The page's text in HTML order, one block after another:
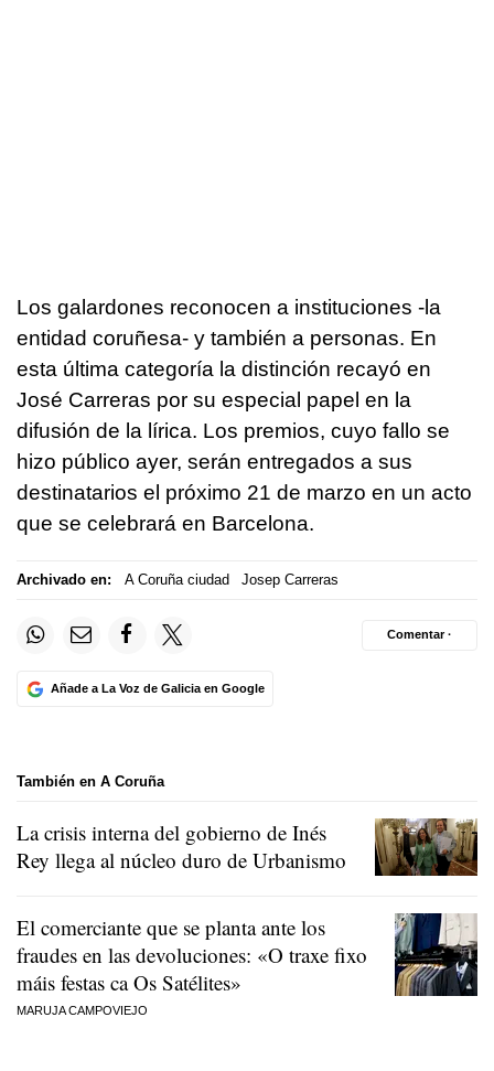
Los galardones reconocen a instituciones -la
entidad coruñesa- y también a personas. En
esta última categoría la distinción recayó en
José Carreras por su especial papel en la
difusión de la lírica. Los premios, cuyo fallo se
hizo público ayer, serán entregados a sus
destinatarios el próximo 21 de marzo en un acto
que se celebrará en Barcelona.
Archivado en: A Coruña ciudad Josep Carreras
Añade a La Voz de Galicia en Google
Comentar ·
También en A Coruña
La crisis interna del gobierno de Inés
Rey llega al núcleo duro de Urbanismo
El comerciante que se planta ante los
fraudes en las devoluciones: «O traxe fixo
máis festas ca Os Satélites»
MARUJA CAMPOVIEJO